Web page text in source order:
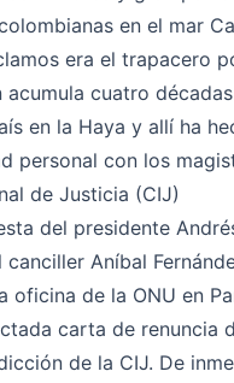
en el mar
era el trapacero
acumula cuatro
en la Haya y allí ha
personal con los
de Justicia (CIJ)
del presidente
Aníbal
oficina de la ONU en
carta de renuncia
de la CIJ. De